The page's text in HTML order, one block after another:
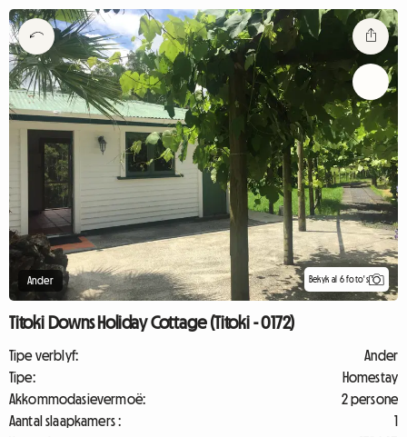
Ander Bekyk al 6 foto's
Titoki Downs Holiday Cottage (Titoki - 0172)
Tipe verblyf:
Ander
Tipe:
Homestay
Akkommodasievermoë:
2 persone
Aantal slaapkamers :
1